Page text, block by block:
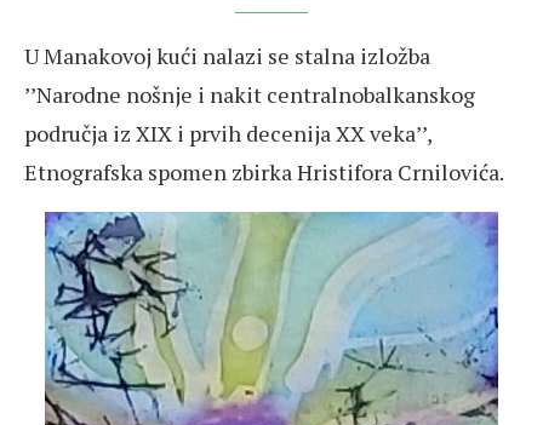
U Manakovoj kući nalazi se stalna izložba
’’Narodne nošnje i nakit centralnobalkanskog
područja iz XIX i prvih decenija XX veka’’,
Etnografska spomen zbirka Hristifora Crnilovića.